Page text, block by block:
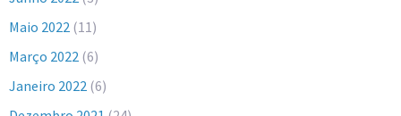
Maio 2022 (11)
Março 2022 (6)
Janeiro 2022 (6)